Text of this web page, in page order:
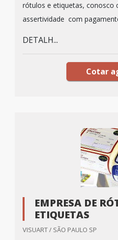
rótulos e etiquetas, conosco
assertividade com
DETALH...
Cotar
EMPRESA DE
ETIQUETAS
VISUART / SÃO PAULO SP